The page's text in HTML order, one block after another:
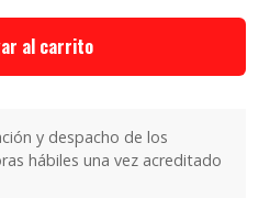
al carrito
y despacho de los
hábiles una vez acreditado